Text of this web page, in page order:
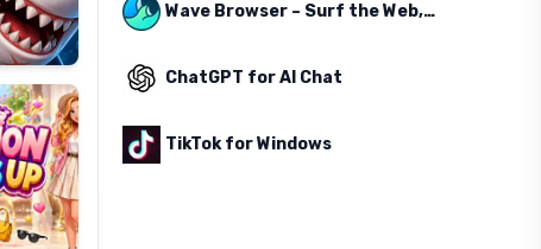
Wave Browser – Surf the Web, Save the Ocean
ChatGPT for AI Chat
TikTok for Windows